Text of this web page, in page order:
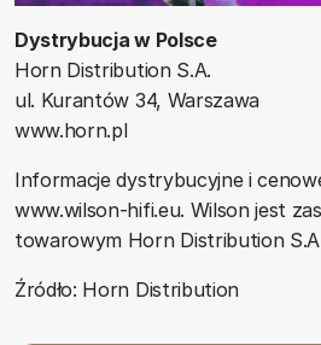
Dystrybucja w Polsce
Horn Distribution S.A.
ul. Kurantów 34, Warszawa
www.horn.pl
Informacje dystrybucyjne i
www.wilson-hifi.eu. Wilson jest
towarowym Horn Distribution
Źródło: Horn Distribution